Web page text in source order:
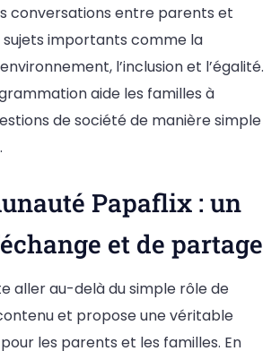
conversations entre parents et
sujets importants comme la
l’inclusion et l’égalité.
aide les familles à
de société de manière simple
Papaflix : un
et de partage
aller au-delà du simple rôle de
et propose une véritable
pour les parents et les familles. En